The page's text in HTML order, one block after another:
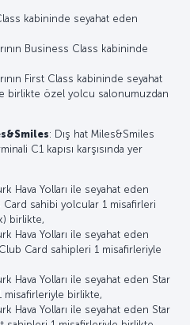
kabininde seyahat eden
Business Class kabininde
First Class kabininde seyahat
birlikte özel yolcu salonumuzdan
: Dış hat Miles&Smiles
C1 kapısı karşısında yer
Hava Yolları ile seyahat eden
sahibi yolcular 1 misafirleri
birlikte,
Hava Yolları ile seyahat eden
Card sahipleri 1 misafirleriyle
Hava Yolları ile seyahat eden Star
misafirleriyle birlikte,
Hava Yolları ile seyahat eden Star